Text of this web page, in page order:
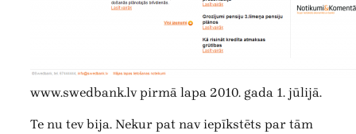
www.swedbank.lv pirmā lapa 2010. gada 1. jūlijā.
Te nu tev bija. Nekur pat nav iepīkstēts par tām